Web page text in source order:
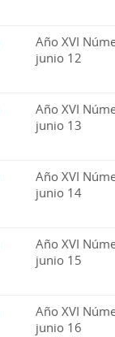
Año XVI
junio 12
Año XVI
junio 13
Año XVI
junio 14
Año XVI
junio 15
Año XVI
junio 16